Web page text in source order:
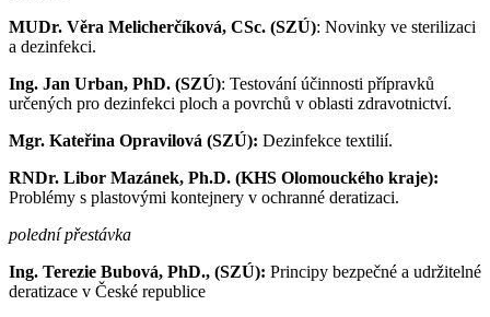
MUDr. Věra Melicherčíková, CSc. (SZÚ): Novinky ve sterilizaci
a dezinfekci.
Ing. Jan Urban, PhD. (SZÚ): Testování účinnosti přípravků
určených pro dezinfekci ploch a povrchů v oblasti zdravotnictví.
Mgr. Kateřina Opravilová (SZÚ): Dezinfekce textilií.
RNDr. Libor Mazánek, Ph.D. (KHS Olomouckého kraje):
Problémy s plastovými kontejnery v ochranné deratizaci.
polední přestávka
Ing. Terezie Bubová, PhD., (SZÚ): Principy bezpečné a udržitelné
deratizace v České republice